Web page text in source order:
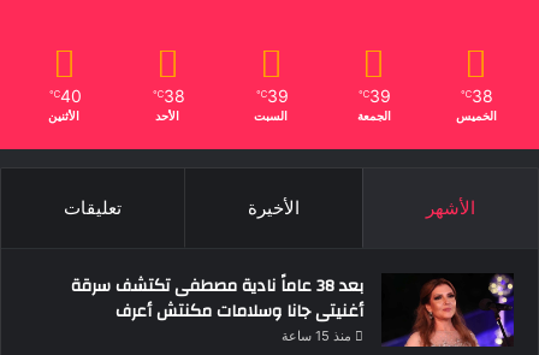
38
℃
الخميس
39
℃
الجمعة
39
℃
السبت
38
℃
الأحد
40
℃
الأثنين
الأشهر الأخيرة تعليقات
بعد 38 عاماً نادية مصطفى تكتشف سرقة
أغنيتى جانا وسلامات مكنتش أعرف
منذ 15 ساعة